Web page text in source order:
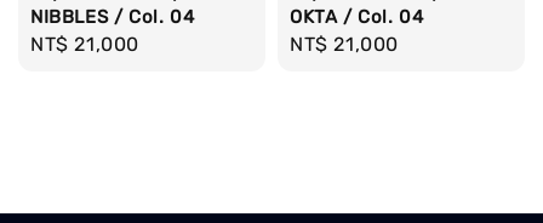
NIBBLES / Col. 04
Regular
NT$ 21,000
OKTA / Col. 04
Regular
NT$ 21,000